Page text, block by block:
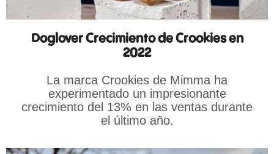
Doglover Crecimiento de Crookies en
2022
La marca Crookies de Mimma ha
experimentado un impresionante
crecimiento del 13% en las ventas durante
el último año.